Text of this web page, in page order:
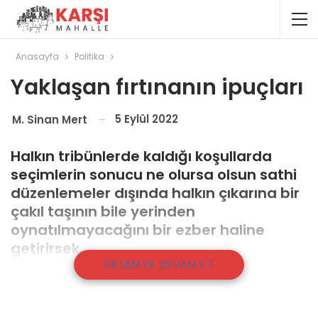
Anasayfa Politika
Yaklaşan fırtınanın ipuçları
M. Sinan Mert 5 Eylül 2022
Halkın tribünlerde kaldığı koşullarda
seçimlerin sonucu ne olursa olsun sathi
düzenlemeler dışında halkın çıkarına bir
çakıl taşının bile yerinden
oynatılmayacağını bir ezber haline
getirirsek…
OKUMAYA DEVAM ET